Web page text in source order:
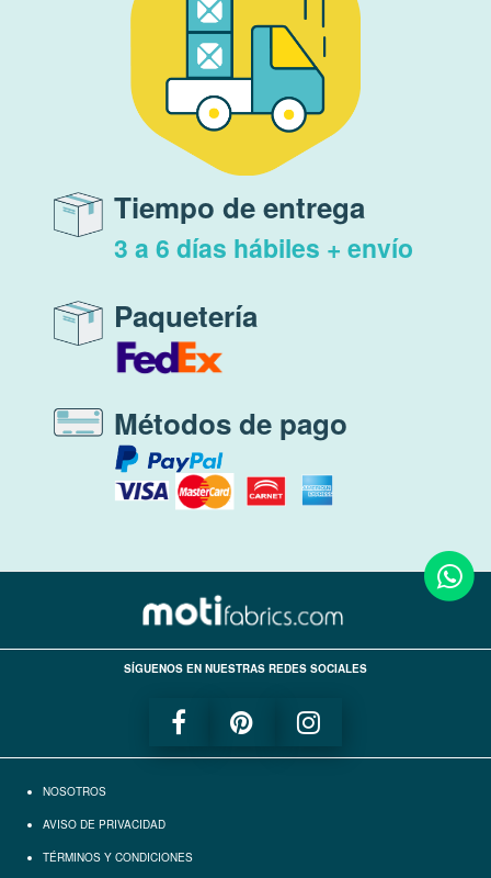
Tiempo de entrega
3 a 6 días hábiles + envío
Paquetería
Métodos de pago
SÍGUENOS EN NUESTRAS REDES SOCIALES
NOSOTROS
AVISO DE PRIVACIDAD
TÉRMINOS Y CONDICIONES